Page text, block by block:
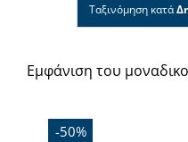
Ταξινόμηση κατά
Εμφάνιση του
-50%